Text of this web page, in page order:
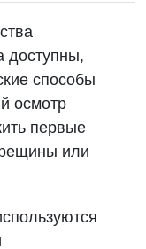
доступны,
способы
осмотр
первые
или